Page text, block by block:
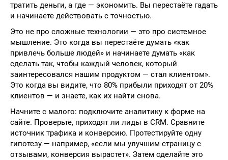
тратить деньги, а где — экономить. Вы перестаёте гадать
и начинаете действовать с точностью.
Это не про сложные технологии — это про системное
мышление. Это когда вы перестаёте думать «как
привлечь больше людей» и начинаете думать «как
сделать так, чтобы каждый человек, который
заинтересовался нашим продуктом — стал клиентом».
Это когда вы видите, что 80% прибыли приходят от 20%
клиентов — и знаете, как их найти снова.
Начните с малого: подключите аналитику к форме на
сайте. Проверьте, приходят ли лиды в CRM. Сравните
источник трафика и конверсию. Протестируйте одну
гипотезу — например, «если мы улучшим страницу с
отзывами, конверсия вырастет». Затем сделайте это